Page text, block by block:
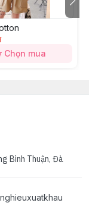
Chọn mua
Bình Thuận, Đà